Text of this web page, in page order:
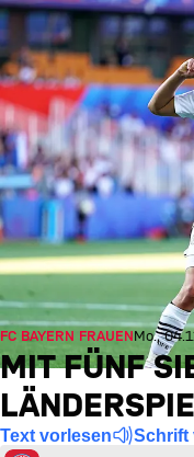
FC BAYERN FRAUENMo.,
MIT FÜNF
Text vorlesen Schrift